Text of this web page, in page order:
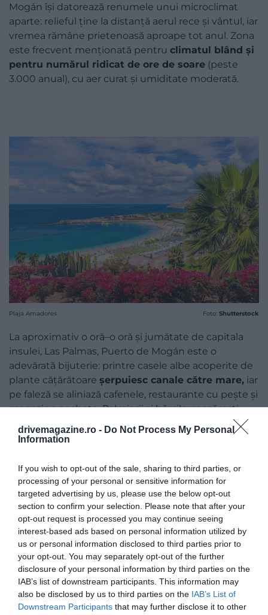
drivemagazine.ro - Do Not Process My Personal
Information
If you wish to opt-out of the sale, sharing to third parties, or
processing of your personal or sensitive information for
targeted advertising by us, please use the below opt-out
section to confirm your selection. Please note that after your
opt-out request is processed you may continue seeing
interest-based ads based on personal information utilized by
us or personal information disclosed to third parties prior to
your opt-out. You may separately opt-out of the further
disclosure of your personal information by third parties on the
IAB’s list of downstream participants. This information may
also be disclosed by us to third parties on the IAB’s List of
Downstream Participants that may further disclose it to other
Mogán își datorează renumele unui microclimat
aparte: relieful ține la distanță aerul rece și vântul, iar
vremea rămâne prietenoasă aproape tot anul. Zona
este frecvent menționată pentru climatul blând și
pentru numărul ridicat de ore de soare (peste
3.000 anual), cu aer curat și umiditate moderată.
Plaja Amadores Foto: Shutterstock
La aproximativ o oră–o oră și jumătate de capitala
insulei, Las Palmas, Puerto de Mogán este o
adevărată bijuterie: printre casele albe acoperite de
plante cățărătoare șerpuiesc canale către mare, iar
pe faleză se aliniază cafenele, restaurante cu pește și
magazine cochete. Palmierii și bărcile pescărești
colorate din port completează decorul – atmosfera
este pe cât de mediteraneană, pe atât de tropicală.